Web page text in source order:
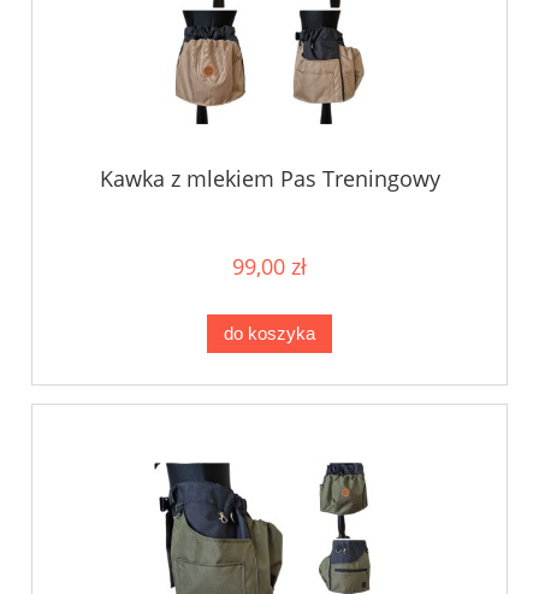
Kawka z mlekiem Pas Treningowy
99,00 zł
do koszyka